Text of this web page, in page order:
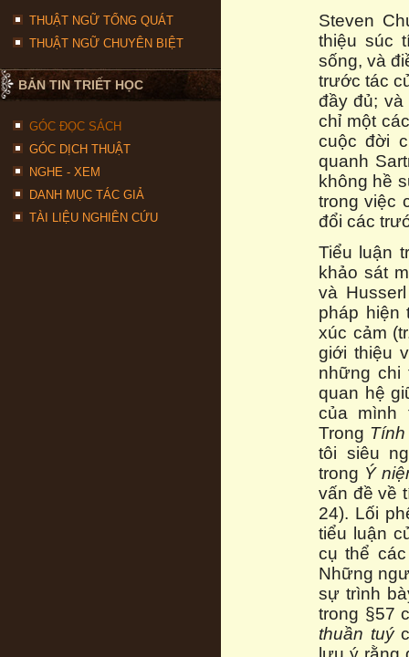
THUẬT NGỮ TỔNG QUÁT
THUẬT NGỮ CHUYÊN BIỆT
BẢN TIN TRIẾT HỌC
GÓC ĐỌC SÁCH
GÓC DỊCH THUẬT
NGHE - XEM
DANH MỤC TÁC GIẢ
TÀI LIỆU NGHIÊN CỨU
Steven
thiệu súc
sống, và
trước tác
đầy đủ;
chỉ một
cuộc đời
quanh
không hề
trong việc
đổi các
Tiểu luận
khảo sát
và
pháp hiện
xúc cảm
giới thiệu
những chi
quan hệ
của mình
Trong
tôi siêu
trong Ý
vấn đề về
24). Lối
tiểu luận
cụ thể
Những
sự trình
trong §57
thuần tuý